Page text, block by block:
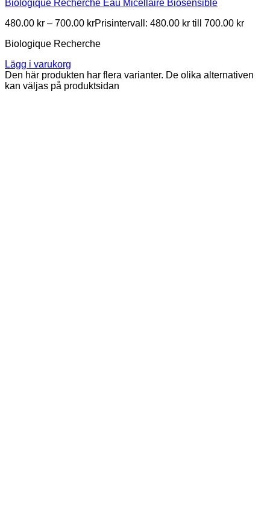
Biologique Recherche Eau Micellaire Biosensible
480.00 kr – 700.00 krPrisintervall: 480.00 kr till 700.00 kr
Biologique Recherche
Lägg i varukorg
Den här produkten har flera varianter. De olika alternativen
kan väljas på produktsidan